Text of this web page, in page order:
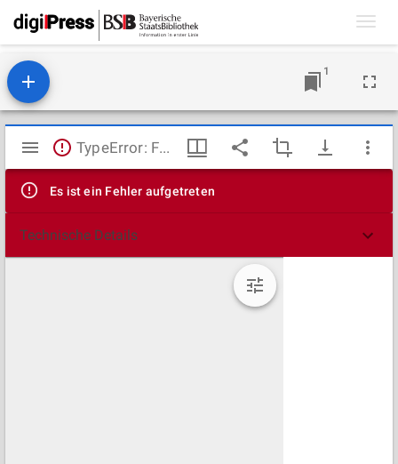
1
Mirador
Viewer
TypeError: Failed to fetch
Es ist ein Fehler aufgetreten
Technische Details